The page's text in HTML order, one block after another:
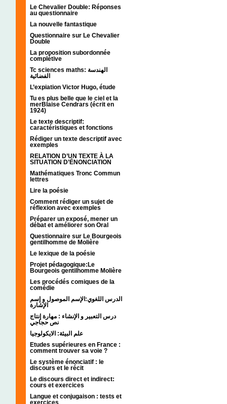
Le Chevalier Double: Réponses
au questionnaire
La nouvelle fantastique
Questionnaire sur Le Chevalier
Double
La proposition subordonnée
complétive
Tc sciences maths: الهندسة
الفضائية
L’expiation Victor Hugo, étude
Tu es plus belle que le ciel et la
merBlaise Cendrars (écrit en
1924)
Le texte descriptif:
caractéristiques et fonctions
Rédiger un texte descriptif avec
exemples
RELATION D’UN TEXTE À LA
SITUATION D’ÉNONCIATION
Mathématiques Tronc Commun
lettres
Lire la poésie
Comment rédiger un sujet de
réflexion avec exemples
Préparer un exposé, mener un
débat et améliorer son Oral
Questionnaire sur Le Bourgeois
gentilhomme de Molière
Le lexique de la poésie
Projet pédagogique:Le
Bourgeois gentilhomme Molière
Les procédés comiques de la
comédie
الدرس اللغوي:الإسم الموصول و إسم
الإشارة
درس التعبير و الإنشاء : مهارة إنتاج
نص حجاجي
علم البيئة: الايكولوجيا
Etudes supérieures en France :
comment trouver sa voie ?
Le système énonciatif : le
discours et le récit
Le discours direct et indirect:
cours et exercices
Langue et conjugaison : tests et
exercices